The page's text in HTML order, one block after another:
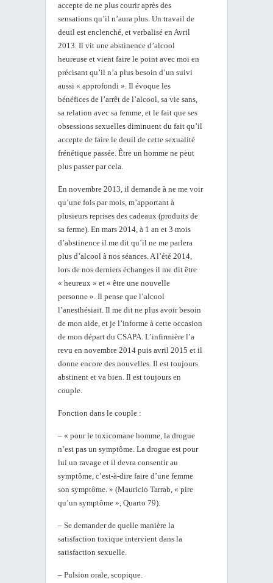
accepte de ne plus courir après des
sensations qu’il n’aura plus. Un travail de
deuil est enclenché, et verbalisé en Avril
2013. Il vit une abstinence d’alcool
heureuse et vient faire le point avec moi en
précisant qu’il n’a plus besoin d’un suivi
aussi « approfondi ». Il évoque les
bénéfices de l’arrêt de l’alcool, sa vie sans,
sa relation avec sa femme, et le fait que ses
obsessions sexuelles diminuent du fait qu’il
accepte de faire le deuil de cette sexualité
frénétique passée. Être un homme ne peut
plus passer par cela.
En novembre 2013, il demande à ne me voir
qu’une fois par mois, m’apportant à
plusieurs reprises des cadeaux (produits de
sa ferme). En mars 2014, à 1 an et 3 mois
d’abstinence il me dit qu’il ne me parlera
plus d’alcool à nos séances. A l’été 2014,
lors de nos derniers échanges il me dit être
« heureux » et « être une nouvelle
personne ». Il pense que l’alcool
l’anesthésiait. Il me dit ne plus avoir besoin
de mon aide, et je l’informe à cette occasion
de mon départ du CSAPA. L’infirmière l’a
revu en novembre 2014 puis avril 2015 et il
donne encore des nouvelles. Il est toujours
abstinent et va bien. Il est toujours en
couple.
Fonction dans le couple :
– « pour le toxicomane homme, la drogue
n’est pas un symptôme. La drogue est pour
lui un ravage et il devra consentir au
symptôme, c’est-à-dire faire d’une femme
son symptôme. » (Mauricio Tarrab, « pire
qu’un symptôme », Quarto 79).
– Se demander de quelle manière la
satisfaction toxique intervient dans la
satisfaction sexuelle.
– Pulsion orale, scopique.